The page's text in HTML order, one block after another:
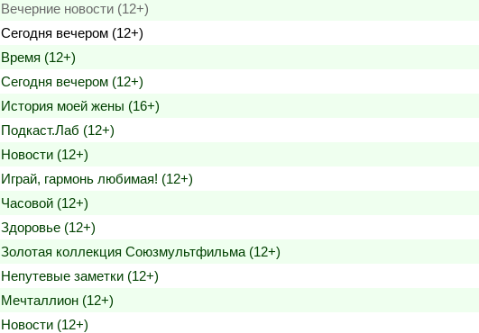
Вечерние новости (12+)
Сегодня вечером (12+)
Время (12+)
Сегодня вечером (12+)
История моей жены (16+)
Подкаст.Лаб (12+)
Новости (12+)
Играй, гармонь любимая! (12+)
Часовой (12+)
Здоровье (12+)
Золотая коллекция Союзмультфильма (12+)
Непутевые заметки (12+)
Мечталлион (12+)
Новости (12+)